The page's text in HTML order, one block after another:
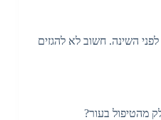
השינה. חשוב לא להגזים
מהטיפול בעור?